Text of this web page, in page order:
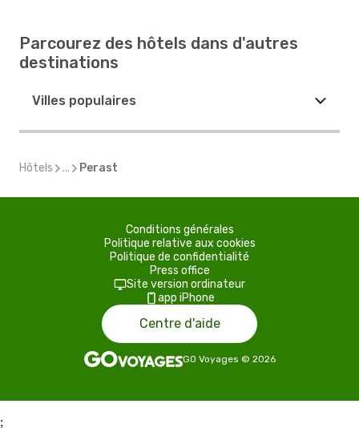
Parcourez des hôtels dans d'autres
destinations
Villes populaires
Hôtels ... Perast
Conditions générales
Politique relative aux cookies
Politique de confidentialité
Press office
Site version ordinateur
app iPhone
Centre d'aide
GO Voyages © 2026
;